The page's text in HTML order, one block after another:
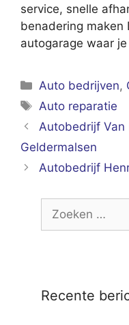
service, snelle
benadering maken
autogarage waar
Categorieën
Auto bedrijven,
Tags
Auto reparatie
Autobedrijf Van
Geldermalsen
Autobedrijf
naar:
Recente